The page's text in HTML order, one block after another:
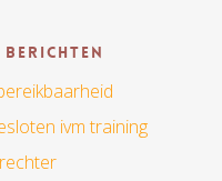
berichten
ivm training